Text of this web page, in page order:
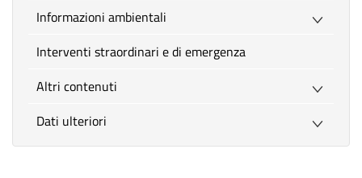
Informazioni ambientali
Interventi straordinari e di emergenza
Altri contenuti
Dati ulteriori